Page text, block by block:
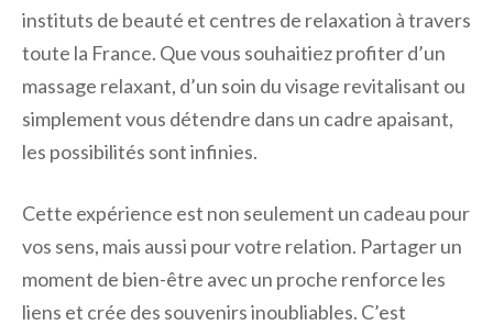
instituts de beauté et centres de relaxation à travers
toute la France. Que vous souhaitiez profiter d’un
massage relaxant, d’un soin du visage revitalisant ou
simplement vous détendre dans un cadre apaisant,
les possibilités sont infinies.
Cette expérience est non seulement un cadeau pour
vos sens, mais aussi pour votre relation. Partager un
moment de bien-être avec un proche renforce les
liens et crée des souvenirs inoubliables. C’est